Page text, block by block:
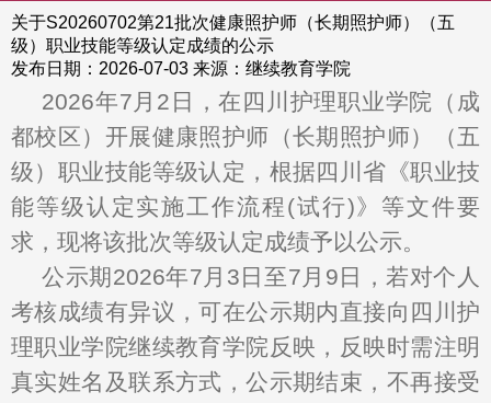
关于S20260702第21批次健康照护师（长期照护师）（五
级）职业技能等级认定成绩的公示
发布日期：2026-07-03 来源：继续教育学院
2026年7月2日，在四川护理职业学院（成
都校区）开展健康照护师（长期照护师）（五
级）职业技能等级认定，根据四川省《职业技
能等级认定实施工作流程(试行)》等文件要
求，现将该批次等级认定成绩予以公示。
公示期2026年7月3日至7月9日，若对个人
考核成绩有异议，可在公示期内直接向四川护
理职业学院继续教育学院反映，反映时需注明
真实姓名及联系方式，公示期结束，不再接受